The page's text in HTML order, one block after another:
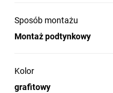
Sposób montażu
Montaż podtynkowy
Kolor
grafitowy